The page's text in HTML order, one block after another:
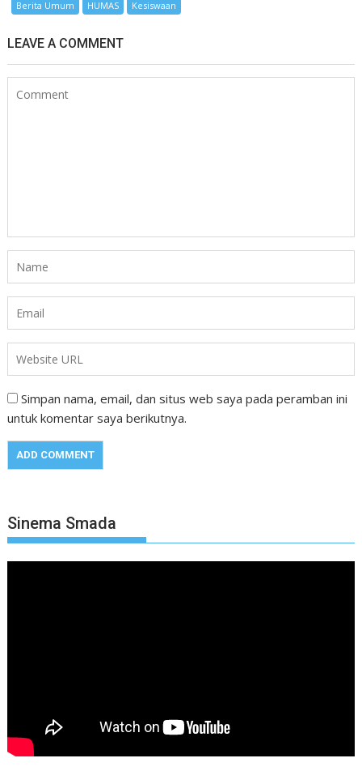
Berita Umum HUMAS Kesiswaan
LEAVE A COMMENT
Simpan nama, email, dan situs web saya pada peramban ini
untuk komentar saya berikutnya.
Sinema Smada